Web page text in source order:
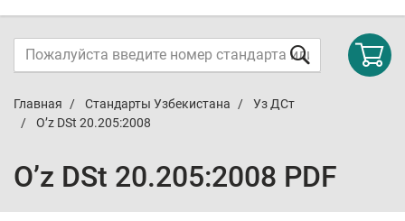
Главная Стандарты Узбекистана
Уз ДСт
O’z DSt 20.205:2008
O’z DSt 20.205:2008 PDF